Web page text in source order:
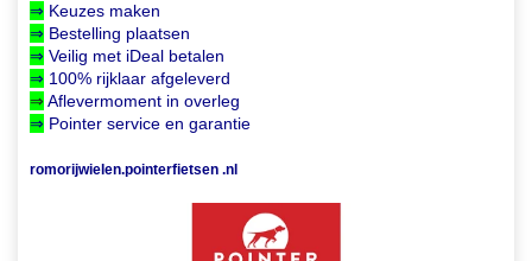
⇒ Keuzes maken
⇒ Bestelling plaatsen
⇒ Veilig met iDeal betalen
⇒ 100% rijklaar afgeleverd
⇒ Aflevermoment in overleg
⇒ Pointer service en garantie
romorijwielen.pointerfietsen .nl